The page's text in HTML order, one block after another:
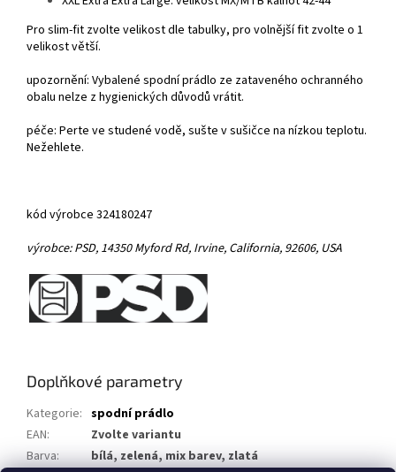
Pro slim-fit zvolte velikost dle tabulky, pro volnější fit zvolte o 1
velikost větší.
upozornění: Vybalené spodní prádlo ze zataveného ochranného
obalu nelze z hygienických důvodů vrátit.
péče: Perte ve studené vodě, sušte v sušičce na nízkou teplotu.
Nežehlete.
kód výrobce 324180247
výrobce:PSD, 14350 Myford Rd, Irvine, California, 92606, USA
Doplňkové parametry
Kategorie: spodní prádlo
EAN:
Zvolte variantu
Barva:
bílá, zelená, mix barev, zlatá